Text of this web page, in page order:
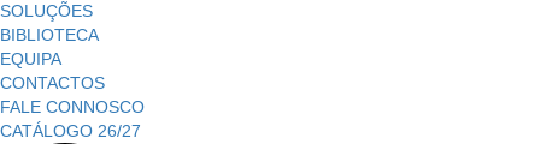
SOLUÇÕES
BIBLIOTECA
EQUIPA
CONTACTOS
FALE CONNOSCO
CATÁLOGO 26/27